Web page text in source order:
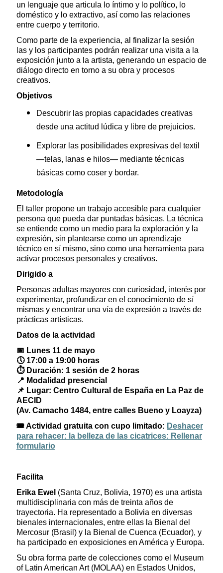
un lenguaje que articula lo íntimo y lo político, lo
doméstico y lo extractivo, así como las relaciones
entre cuerpo y territorio.
Como parte de la experiencia, al finalizar la sesión
las y los participantes podrán realizar una visita a la
exposición junto a la artista, generando un espacio de
diálogo directo en torno a su obra y procesos
creativos.
Objetivos
Descubrir las propias capacidades creativas
desde una actitud lúdica y libre de prejuicios.
Explorar las posibilidades expresivas del textil
—telas, lanas e hilos— mediante técnicas
básicas como coser y bordar.
Metodología
El taller propone un trabajo accesible para cualquier
persona que pueda dar puntadas básicas. La técnica
se entiende como un medio para la exploración y la
expresión, sin plantearse como un aprendizaje
técnico en sí mismo, sino como una herramienta para
activar procesos personales y creativos.
Dirigido a
Personas adultas mayores con curiosidad, interés por
experimentar, profundizar en el conocimiento de sí
mismas y encontrar una vía de expresión a través de
prácticas artísticas.
Datos de la actividad
📅 Lunes 11 de mayo
🕔17:00 a 19:00 horas
⏱️Duración: 1 sesión de 2 horas
📍 Modalidad presencial
📌 Lugar: Centro Cultural de España en La Paz de
AECID
(Av. Camacho 1484, entre calles Bueno y Loayza)
🎟️Actividad gratuita con cupo limitado: Deshacer
para rehacer: la belleza de las cicatrices: Rellenar
formulario
Facilita
Erika Ewel (Santa Cruz, Bolivia, 1970) es una artista
multidisciplinaria con más de treinta años de
trayectoria. Ha representado a Bolivia en diversas
bienales internacionales, entre ellas la Bienal del
Mercosur (Brasil) y la Bienal de Cuenca (Ecuador), y
ha participado en exposiciones en América y Europa.
Su obra forma parte de colecciones como el Museum
of Latin American Art (MOLAA) en Estados Unidos,